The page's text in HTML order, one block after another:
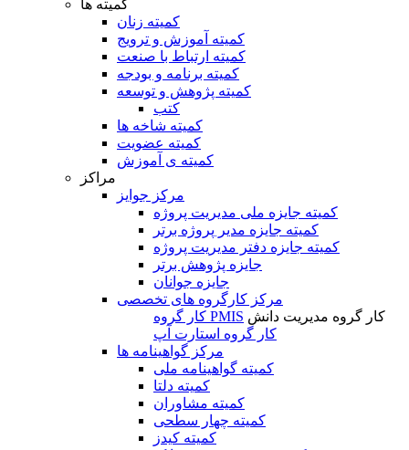
کمیته ها
کمیته زنان
کمیته آموزش و ترویج
کمیته ارتباط با صنعت
کمیته برنامه و بودجه
کمیته پژوهش و توسعه
کتب
کمیته شاخه ها
کمیته عضویت
کمیته ی آموزش
مراکز
مرکز جوایز
کمیته جایزه ملی مدیریت پروژه
کمیته جایزه مدیر پروژه برتر
کمیته جایزه دفتر مدیریت پروژه
جایزه پژوهش برتر
جایزه جوانان
مرکز کارگروه های تخصصی
کار گروه PMIS کار گروه مدیریت دانش
کار گروه استارت آپ
مرکز گواهینامه ها
کمیته گواهینامه ملی
کمیته دلتا
کمیته مشاوران
کمیته چهار سطحی
کمیته کیدز